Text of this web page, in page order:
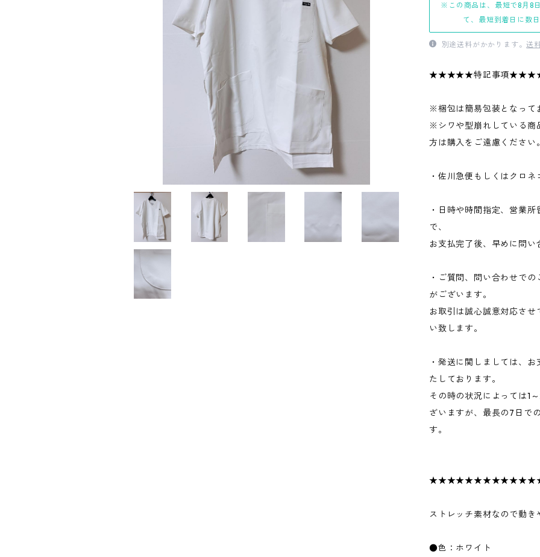
※この商品は、最短で8月8
て、最短到着日に数
別途送料がかかります。送
★★★★★特記事項
※梱包は簡易包装となって
※シワや型崩れしている商
方は購入をご遠慮ください。
・佐川急便もしくはクロネ
・日時や時間指定、営業
で、
お支払完了後、早めに問い
・ご質問、問い合わせで
がございます。
お取引は誠心誠意対応さ
い致します。
・発送に関しましては、
たしております。
その時の状況によっては1
ざいますが、最長の7日で
す。
ストレッチ素材なので動
●色：ホワイト